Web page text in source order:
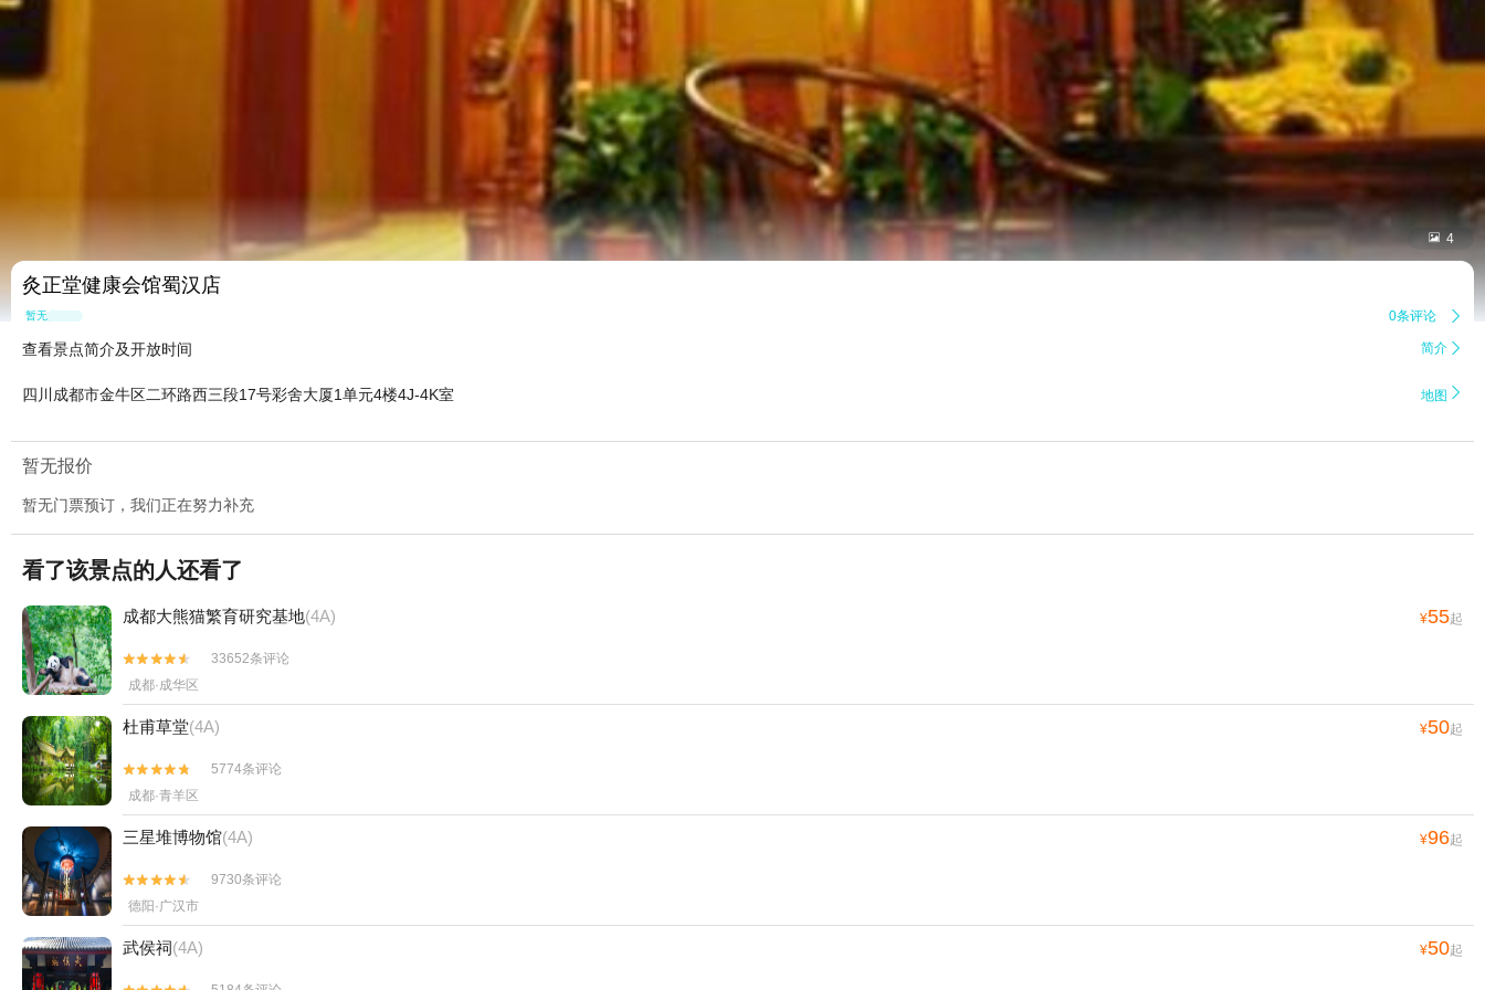
 4
灸正堂健康会馆蜀汉店
暂无点评 0条评论 
查看景点简介及开放时间 简介 
四川成都市金牛区二环路西三段17号彩舍大厦1单元4楼4J-4K室 地图 
暂无报价
暂无门票预订，我们正在努力补充
看了该景点的人还看了
成都大熊猫繁育研究基地(4A) ¥55起


33652条评论
成都·成华区
杜甫草堂(4A) ¥50起


5774条评论
成都·青羊区
三星堆博物馆(4A) ¥96起


9730条评论
德阳·广汉市
武侯祠(4A) ¥50起